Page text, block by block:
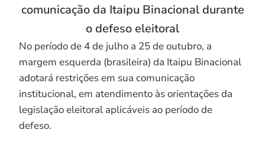
comunicação da Itaipu Binacional durante
o defeso eleitoral
No período de 4 de julho a 25 de outubro, a
margem esquerda (brasileira) da Itaipu Binacional
adotará restrições em sua comunicação
institucional, em atendimento às orientações da
legislação eleitoral aplicáveis ao período de
defeso.